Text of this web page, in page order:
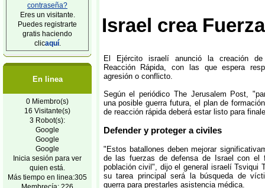
contraseña?
Eres un visitante.
Puedes registrarte
gratis haciendo
clicaquí.
En linea
0 Miembro(s)
16 Visitante(s)
3 Robot(s):
Google
Google
Google
Inicia sesión para ver
quien está.
Más tiempo en linea:305
Israel crea
El Ejército israelí anunció la creación
Reacción Rápida, con las que espera
agresión o conflicto.
Según el periódico The Jerusalem Post,
una posible guerra futura, el plan de
de reacción rápida deberá estar listo para
Defender y proteger a civiles
"Estos batallones deben mejorar
de las fuerzas de defensa de Israel con el
población civil", dijo el general israelí Tsviqui
su tarea principal será la búsqueda de
guerra para prestarles asistencia médica.